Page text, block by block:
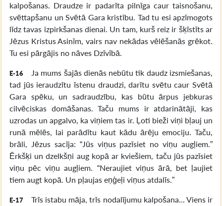
kalpošanas. Draudze ir padarīta pilnīga caur taisnošanu,
svēttapšanu un Svētā Gara kristību. Tad tu esi apzīmogots
līdz tavas izpirkšanas dienai. Un tam, kurš reiz ir šķīstīts ar
Jēzus Kristus Asinīm, vairs nav nekādas vēlēšanās grēkot.
Tu esi pārgājis no nāves Dzīvībā.
E-16
Ja mums šajās dienās nebūtu tik daudz izsmiešanas,
tad jūs ieraudzītu īstenu draudzi, darītu svētu caur Svētā
Gara spēku, un sadraudzību, kas būtu ārpus jebkuras
cilvēciskas domāšanas. Taču mums ir atdarinātāji, kas
uzrodas un apgalvo, ka viņiem tas ir. Ļoti bieži viņi bļauj un
runā mēlēs, lai parādītu kaut kādu ārēju emociju. Taču,
brāli, Jēzus sacīja: “Jūs viņus pazīsiet no viņu augļiem.”
Ērkšķi un dzelkšņi aug kopā ar kviešiem, taču jūs pazīsiet
viņu pēc viņu augļiem. “Neraujiet viņus ārā, bet ļaujiet
tiem augt kopā. Un pļaujas eņģeļi viņus atdalīs.”
E-17
Trīs istabu māja, trīs nodalījumu kalpošana... Viens ir